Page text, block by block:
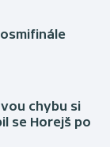
chybu si
se Horejš po